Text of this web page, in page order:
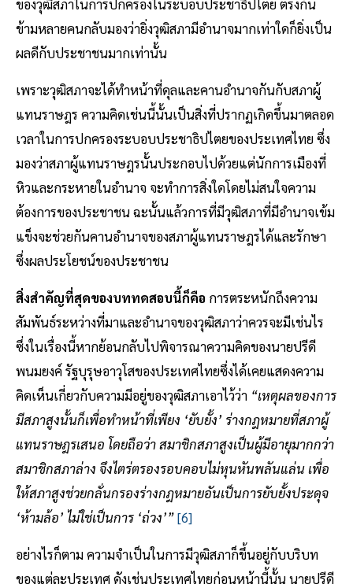
ของวุฒิสภาในการปกครองในระบอบประชาธิปไตย ตรงกัน
ข้ามหลายคนกลับมองว่ายิ่งวุฒิสภามีอำนาจมากเท่าใดก็ยิ่งเป็น
ผลดีกับประชาชนมากเท่านั้น
เพราะวุฒิสภาจะได้ทำหน้าที่ดุลและคานอำนาจกันกับสภาผู้
แทนราษฎร ความคิดเช่นนี้นั้นเป็นสิ่งที่ปรากฏเกิดขึ้นมาตลอด
เวลาในการปกครองระบอบประชาธิปไตยของประเทศไทย ซึ่ง
มองว่าสภาผู้แทนราษฎรนั้นประกอบไปด้วยแต่นักการเมืองที่
หิวและกระหายในอำนาจ จะทำการสิ่งใดโดยไม่สนใจความ
ต้องการของประชาชน ฉะนั้นแล้วการที่มีวุฒิสภาที่มีอำนาจเข้ม
แข็งจะช่วยกันคานอำนาจของสภาผู้แทนราษฎรได้และรักษา
ซึ่งผลประโยชน์ของประชาชน
สิ่งสำคัญที่สุดของบททดสอบนี้ก็คือ การตระหนักถึงความ
สัมพันธ์ระหว่างที่มาและอำนาจของวุฒิสภาว่าควรจะมีเช่นไร
ซึ่งในเรื่องนี้หากย้อนกลับไปพิจารณาความคิดของนายปรีดี
พนมยงค์ รัฐบุรุษอาวุโสของประเทศไทยซึ่งได้เคยแสดงความ
คิดเห็นเกี่ยวกับความมีอยู่ของวุฒิสภาเอาไว้ว่า “เหตุผลของการ
มีสภาสูงนั้นก็เพื่อทำหน้าที่เพียง ‘ยับยั้ง’ ร่างกฎหมายที่สภาผู้
แทนราษฎรเสนอ โดยถือว่า สมาชิกสภาสูงเป็นผู้มีอายุมากกว่า
สมาชิกสภาล่าง จึงไตร่ตรองรอบคอบไม่หุนหันพลันแล่น เพื่อ
ให้สภาสูงช่วยกลั่นกรองร่างกฎหมายอันเป็นการยับยั้งประดุจ
‘ห้ามล้อ’ ไม่ใช่เป็นการ ‘ถ่วง’”[6]
อย่างไรก็ตาม ความจำเป็นในการมีวุฒิสภาก็ขึ้นอยู่กับบริบท
ของแต่ละประเทศ ดังเช่นประเทศไทยก่อนหน้านี้นั้น นายปรีดี